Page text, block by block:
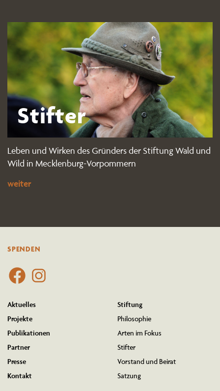
Stifter
Leben und Wirken des Gründers der Stiftung Wald und
Wild in Mecklenburg-Vorpommern
weiter
SPENDEN
Aktuelles
Projekte
Publi­ka­tionen
Partner
Presse
Kontakt
Stiftung
Philo­sophie
Arten im Fokus
Stifter
Vorstand und Beirat
Satzung